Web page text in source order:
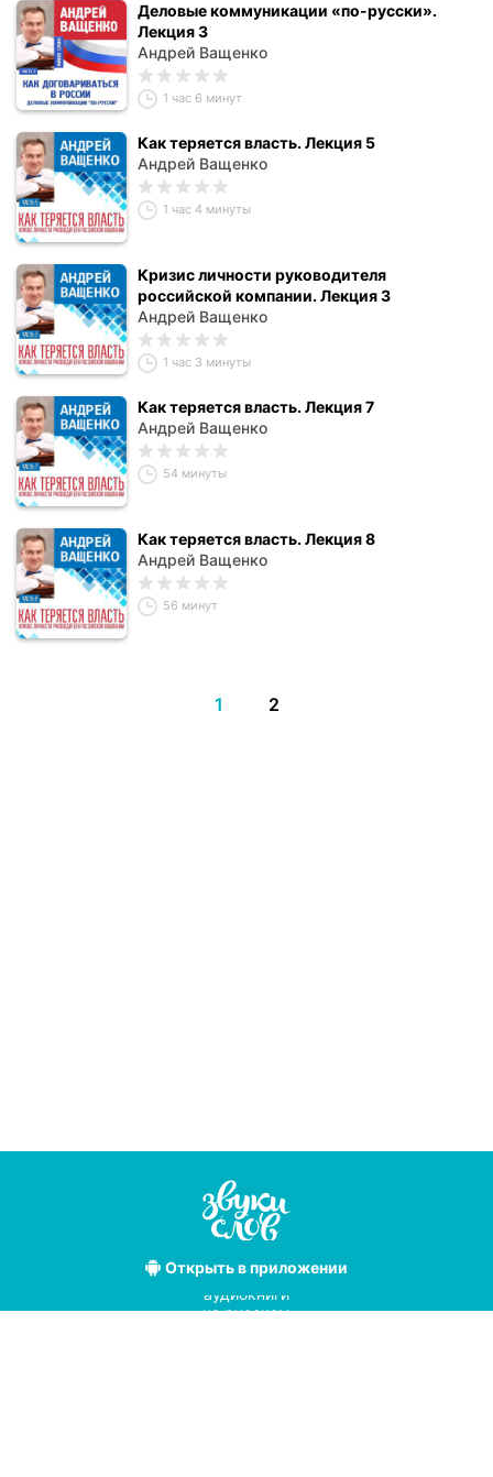
Деловые коммуникации «по-русски».
Лекция 3
Андрей Ващенко
1 час 6 минут
Как теряется власть. Лекция 5
Андрей Ващенко
1 час 4 минуты
Кризис личности руководителя
российской компании. Лекция 3
Андрей Ващенко
1 час 3 минуты
Как теряется власть. Лекция 7
Андрей Ващенко
54 минуты
Как теряется власть. Лекция 8
Андрей Ващенко
56 минут
1 2
Открытьв приложении
Лучшие
аудиокниги
на русском